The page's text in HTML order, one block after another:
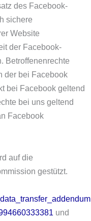
des Facebook-
sichere
Website
der Facebook-
Betroffenenrechte
der bei Facebook
bei Facebook geltend
bei uns geltend
Facebook
auf die
gestützt.
und